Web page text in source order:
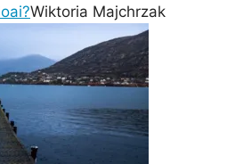
Wiktoria Majchrzak